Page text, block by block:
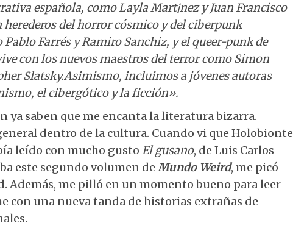
española, como Layla Mart¡nez y Juan Francisco
herederos del horror cósmico y del ciberpunk
Farrés y Ramiro Sanchiz, y el queer-punk de
con los nuevos maestros del terror como Simon
Slatsky.Asimismo, incluimos a jóvenes autoras
el cibergótico y la ficción».
ya saben que me encanta la literatura bizarra.
dentro de la cultura. Cuando vi que Holobionte
leído con mucho gusto El gusano, de Luis Carlos
este segundo volumen de Mundo Weird, me picó
Además, me pilló en un momento bueno para leer
con una nueva tanda de historias extrañas de